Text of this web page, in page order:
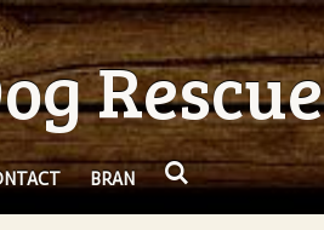
Rescue
BRAN